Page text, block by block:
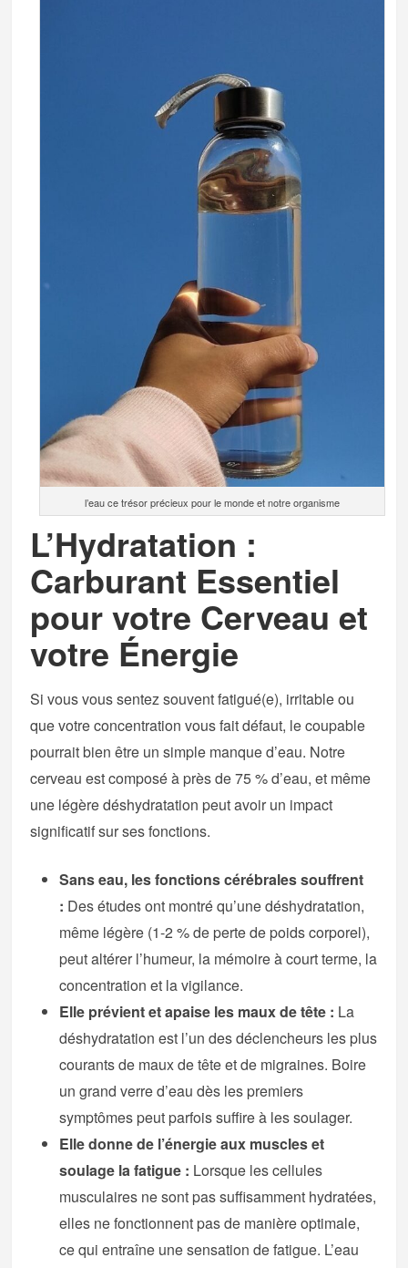
l’eau ce trésor précieux pour le monde et notre organisme
L’Hydratation :
Carburant Essentiel
pour votre Cerveau et
votre Énergie
Si vous vous sentez souvent fatigué(e), irritable ou
que votre concentration vous fait défaut, le coupable
pourrait bien être un simple manque d’eau. Notre
cerveau est composé à près de 75 % d’eau, et même
une légère déshydratation peut avoir un impact
significatif sur ses fonctions.
Sans eau, les fonctions cérébrales souffrent
: Des études ont montré qu’une déshydratation,
même légère (1-2 % de perte de poids corporel),
peut altérer l’humeur, la mémoire à court terme, la
concentration et la vigilance.
Elle prévient et apaise les maux de tête : La
déshydratation est l’un des déclencheurs les plus
courants de maux de tête et de migraines. Boire
un grand verre d’eau dès les premiers
symptômes peut parfois suffire à les soulager.
Elle donne de l’énergie aux muscles et
soulage la fatigue : Lorsque les cellules
musculaires ne sont pas suffisamment hydratées,
elles ne fonctionnent pas de manière optimale,
ce qui entraîne une sensation de fatigue. L’eau